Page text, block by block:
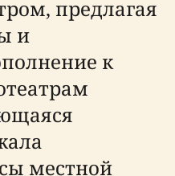
предлагая
и
к
местной